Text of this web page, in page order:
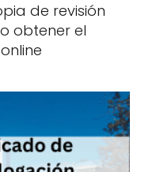
de revisión
obtener el